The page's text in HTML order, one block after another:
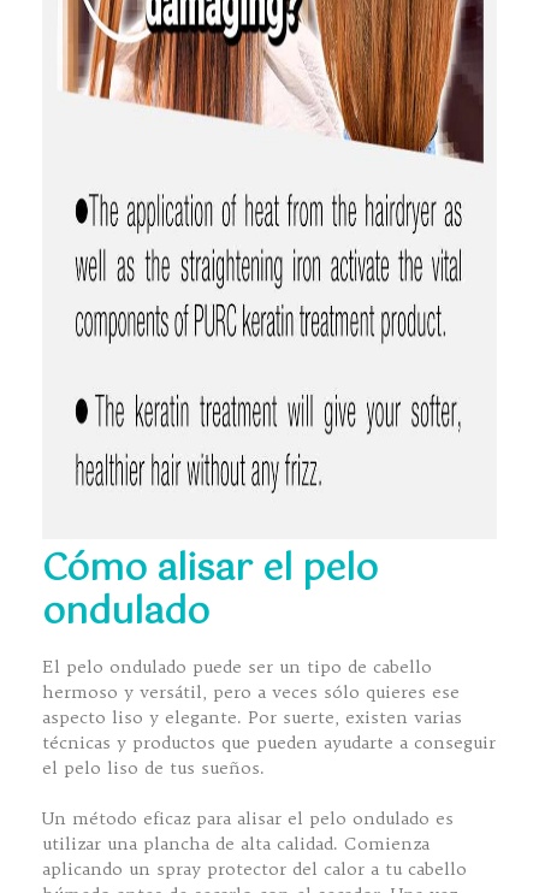
Cómo alisar el pelo
ondulado
El pelo ondulado puede ser un tipo de cabello
hermoso y versátil, pero a veces sólo quieres ese
aspecto liso y elegante. Por suerte, existen varias
técnicas y productos que pueden ayudarte a conseguir
el pelo liso de tus sueños.
Un método eficaz para alisar el pelo ondulado es
utilizar una plancha de alta calidad. Comienza
aplicando un spray protector del calor a tu cabello